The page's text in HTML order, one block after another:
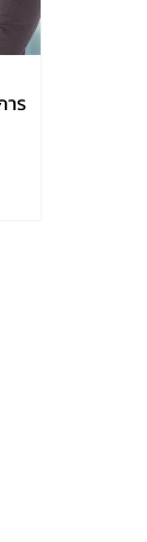
าร